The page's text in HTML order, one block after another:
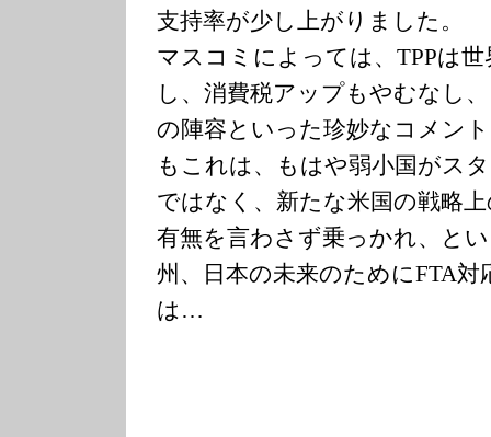
支持率が少し上がりました。
マスコミによっては、TPPは
し、消費税アップもやむなし
の陣容といった珍妙なコメン
もこれは、もはや弱小国がス
ではなく、新たな米国の戦略
有無を言わさず乗っかれ、と
州、日本の未来のためにFTA対
は…